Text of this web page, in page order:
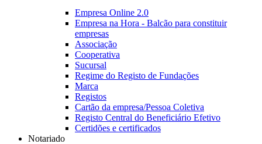
Empresa Online 2.0
Empresa na Hora - Balcão para constituir
empresas
Associação
Cooperativa
Sucursal
Regime do Registo de Fundações
Marca
Registos
Cartão da empresa/Pessoa Coletiva
Registo Central do Beneficiário Efetivo
Certidões e certificados
Notariado